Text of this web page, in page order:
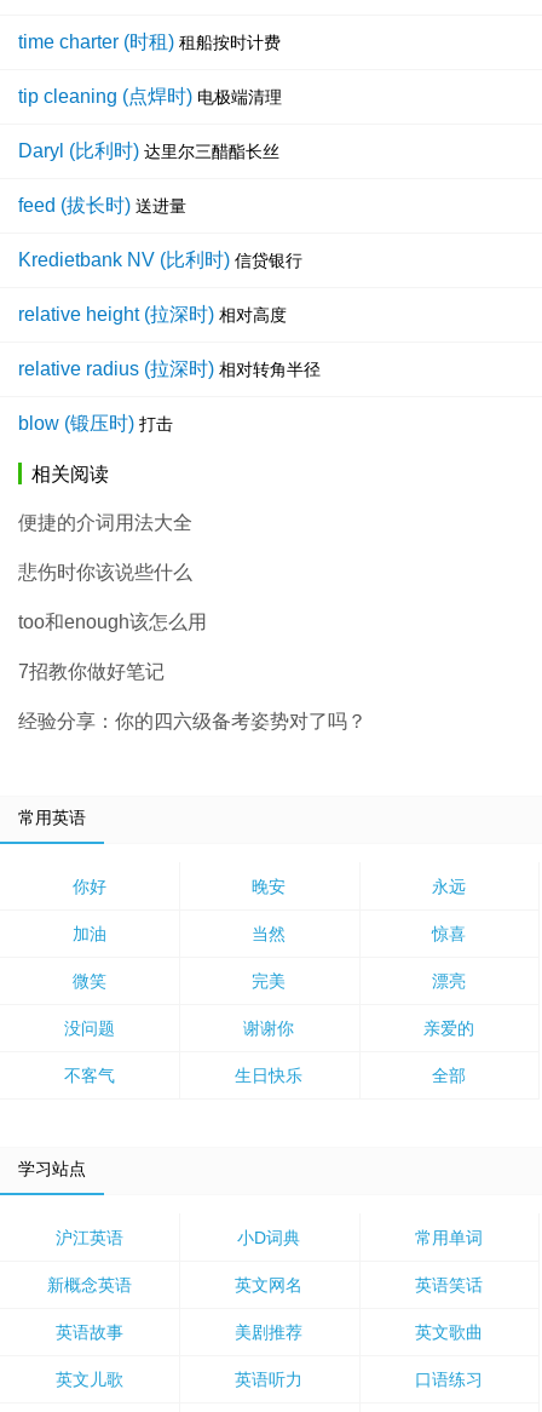
time charter (时租) 租船按时计费
tip cleaning (点焊时) 电极端清理
Daryl (比利时) 达里尔三醋酯长丝
feed (拔长时) 送进量
Kredietbank NV (比利时) 信贷银行
relative height (拉深时) 相对高度
relative radius (拉深时) 相对转角半径
blow (锻压时) 打击
相关阅读
便捷的介词用法大全
悲伤时你该说些什么
too和enough该怎么用
7招教你做好笔记
经验分享：你的四六级备考姿势对了吗？
常用英语
你好 晚安 永远
加油 当然 惊喜
微笑 完美 漂亮
没问题 谢谢你 亲爱的
不客气 生日快乐 全部
学习站点
沪江英语 小D词典 常用单词
新概念英语 英文网名 英语笑话
英语故事 美剧推荐 英文歌曲
英文儿歌 英语听力 口语练习